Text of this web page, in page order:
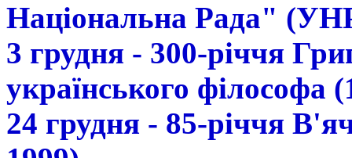
Національна Рада"
3 грудня - 300-річчя
українського філософа
24 грудня - 85-річчя